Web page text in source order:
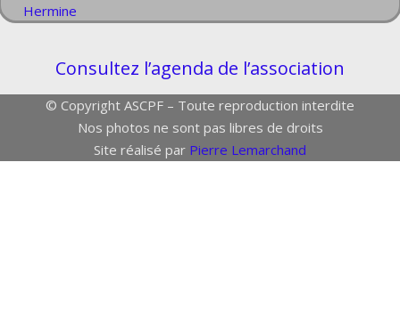
Hermine
Consultez l’agenda de l’association
© Copyright ASCPF – Toute reproduction interdite
Nos photos ne sont pas libres de droits
Site réalisé par Pierre Lemarchand